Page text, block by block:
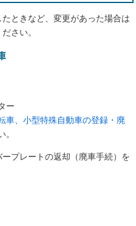
ときなど、変更があった場合は
さい。
ー
車、小型特殊自動車の登録・廃
。
プレートの返却（廃車手続）を